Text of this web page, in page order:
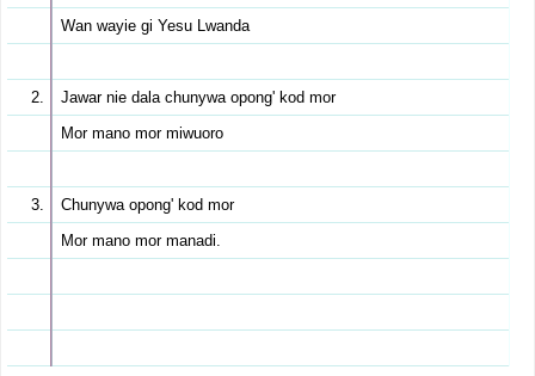
Wan wayie gi Yesu Lwanda
Jawar nie dala chunywa opong' kod mor
Mor mano mor miwuoro
Chunywa opong' kod mor
Mor mano mor manadi.